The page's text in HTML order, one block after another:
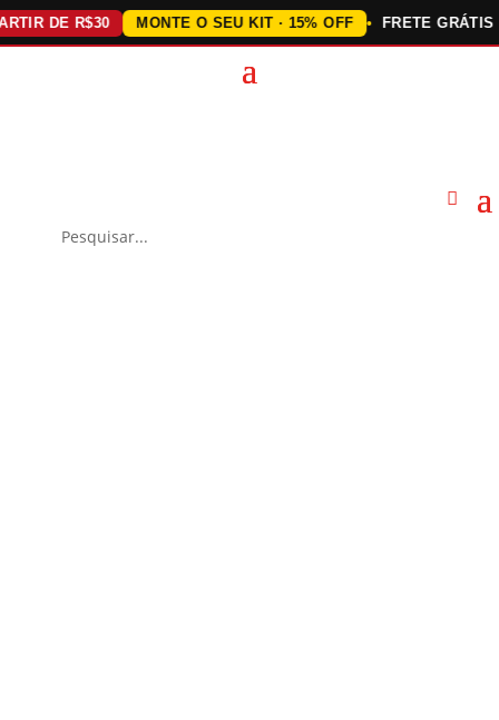
DE R$30 MONTE O SEU KIT · 15% OFF FRETE GRÁTIS